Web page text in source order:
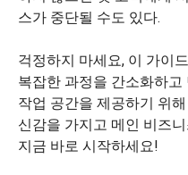
스가 중단될 수도 있다.
걱정하지 마세요, 이 가이
복잡한 과정을 간소화하
작업 공간을 제공하기 위
신감을 가지고 메인 비즈
지금 바로 시작하세요!